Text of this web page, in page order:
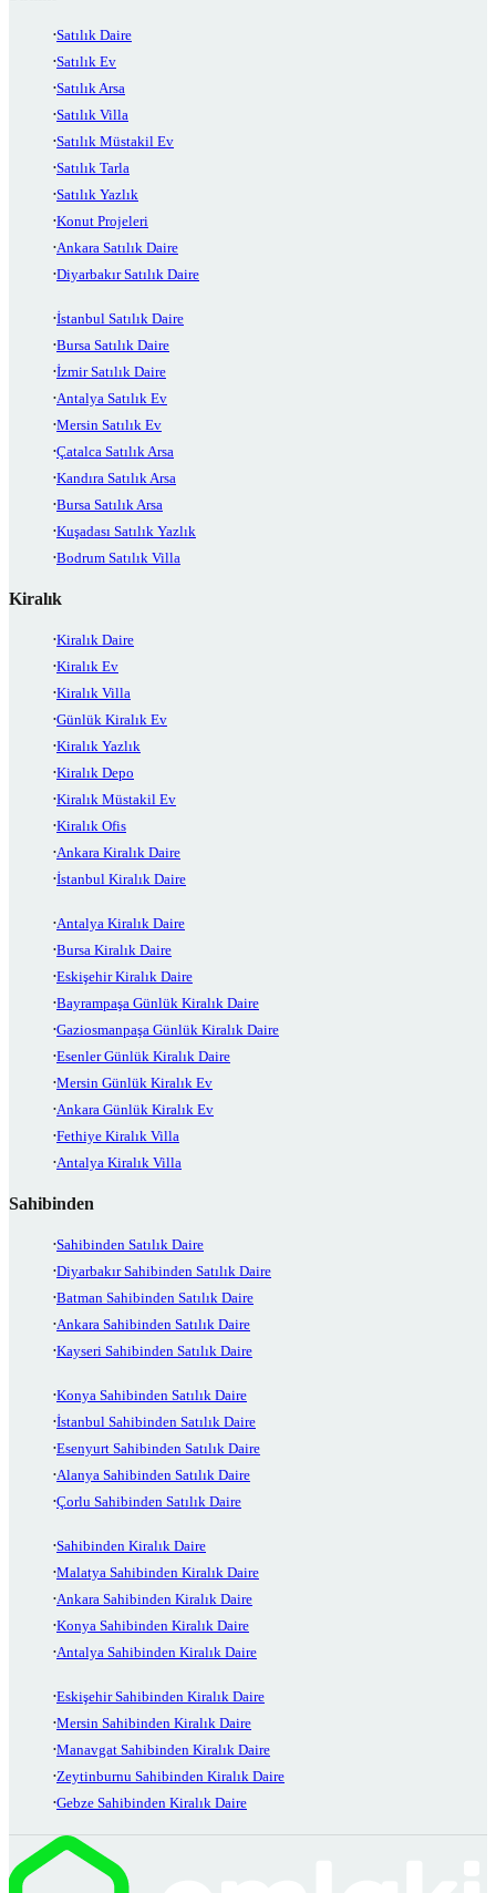
Satılık Daire
Satılık Ev
Satılık Arsa
Satılık Villa
Satılık Müstakil Ev
Satılık Tarla
Satılık Yazlık
Konut Projeleri
Ankara Satılık Daire
Diyarbakır Satılık Daire
İstanbul Satılık Daire
Bursa Satılık Daire
İzmir Satılık Daire
Antalya Satılık Ev
Mersin Satılık Ev
Çatalca Satılık Arsa
Kandıra Satılık Arsa
Bursa Satılık Arsa
Kuşadası Satılık Yazlık
Bodrum Satılık Villa
Kiralık
Kiralık Daire
Kiralık Ev
Kiralık Villa
Günlük Kiralık Ev
Kiralık Yazlık
Kiralık Depo
Kiralık Müstakil Ev
Kiralık Ofis
Ankara Kiralık Daire
İstanbul Kiralık Daire
Antalya Kiralık Daire
Bursa Kiralık Daire
Eskişehir Kiralık Daire
Bayrampaşa Günlük Kiralık Daire
Gaziosmanpaşa Günlük Kiralık Daire
Esenler Günlük Kiralık Daire
Mersin Günlük Kiralık Ev
Ankara Günlük Kiralık Ev
Fethiye Kiralık Villa
Antalya Kiralık Villa
Sahibinden
Sahibinden Satılık Daire
Diyarbakır Sahibinden Satılık Daire
Batman Sahibinden Satılık Daire
Ankara Sahibinden Satılık Daire
Kayseri Sahibinden Satılık Daire
Konya Sahibinden Satılık Daire
İstanbul Sahibinden Satılık Daire
Esenyurt Sahibinden Satılık Daire
Alanya Sahibinden Satılık Daire
Çorlu Sahibinden Satılık Daire
Sahibinden Kiralık Daire
Malatya Sahibinden Kiralık Daire
Ankara Sahibinden Kiralık Daire
Konya Sahibinden Kiralık Daire
Antalya Sahibinden Kiralık Daire
Eskişehir Sahibinden Kiralık Daire
Mersin Sahibinden Kiralık Daire
Manavgat Sahibinden Kiralık Daire
Zeytinburnu Sahibinden Kiralık Daire
Gebze Sahibinden Kiralık Daire